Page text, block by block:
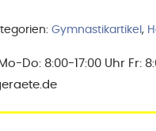
Gymnastikartikel ,
Do: 8:00-17:00 Uhr Fr: